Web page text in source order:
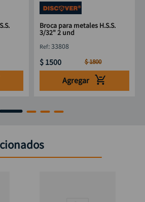
Broca para metales H.S.S.
3/32" 2 und
:33808
$ 1500 $1800
Agregar